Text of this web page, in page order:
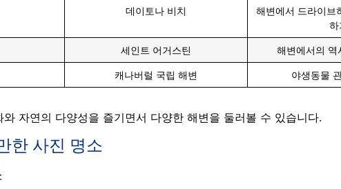
데이토나 비치
해변에서 드라이브
하
세인트 어거스틴 해변에서의 역
캐나버럴 국립 해변 야생동물
자연의 다양성을 즐기면서 다양한 해변을 둘러볼 수 있습니다.
한 사진 명소